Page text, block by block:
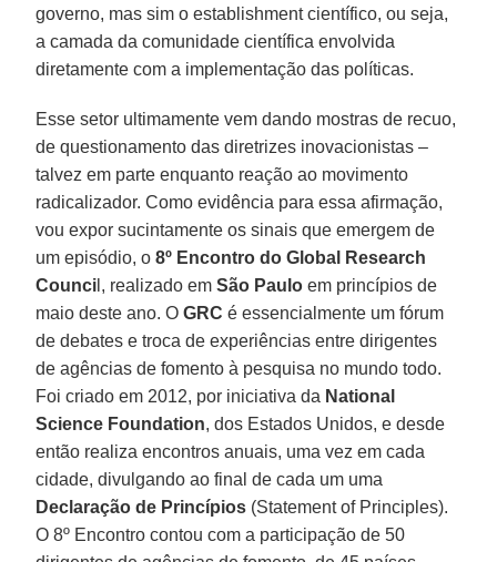
governo, mas sim o establishment científico, ou seja,
a camada da comunidade científica envolvida
diretamente com a implementação das políticas.
Esse setor ultimamente vem dando mostras de recuo,
de questionamento das diretrizes inovacionistas –
talvez em parte enquanto reação ao movimento
radicalizador. Como evidência para essa afirmação,
vou expor sucintamente os sinais que emergem de
um episódio, o8º Encontro do Global Research
Counci l, realizado emSão Paulo em princípios de
maio deste ano. OGRC é essencialmente um fórum
de debates e troca de experiências entre dirigentes
de agências de fomento à pesquisa no mundo todo.
Foi criado em 2012, por iniciativa da National
Science Foundation, dos Estados Unidos, e desde
então realiza encontros anuais, uma vez em cada
cidade, divulgando ao final de cada um uma
Declaração de Princípios (Statement of Principles).
O 8º Encontro contou com a participação de 50